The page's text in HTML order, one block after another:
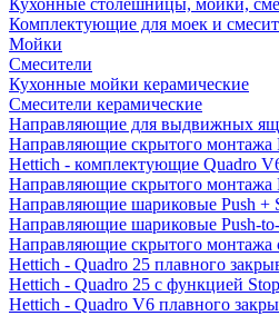
Кухонные столешницы, мойки,
Комплектующие для моек и
Мойки
Смесители
Кухонные мойки керамические
Смесители керамические
Направляющие для выдвижных
Направляющие скрытого монтажа
Hettich - комплектующие Quadro
Направляющие скрытого монтажа
Направляющие шариковые Push +
Направляющие шариковые Push-
Направляющие скрытого монтажа
Hettich - Quadro 25 плавного
Hettich - Quadro 25 с функцией
Hettich - Quadro V6 плавного